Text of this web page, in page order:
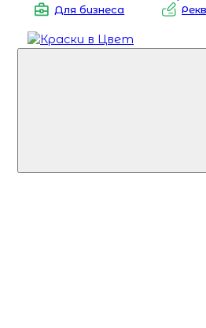
Для бизнеса